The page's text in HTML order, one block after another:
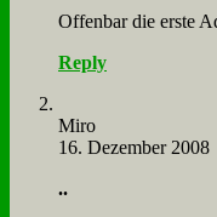
Of­fen­bar die er­ste
Reply
Mi­ro
16. Dezember 2008
..